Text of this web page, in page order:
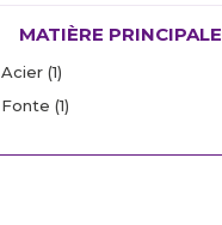
MATIÈRE PRINCIPALE
Acier (1)
Fonte (1)